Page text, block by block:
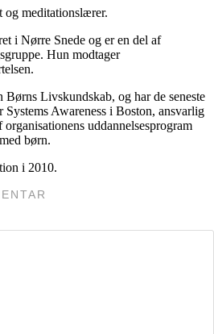
og meditationslærer.
i Nørre Snede og er en del af
Hun modtager
Livskundskab, og har de seneste
Awareness i Boston, ansvarlig
uddannelsesprogram
børn.
i 2010.